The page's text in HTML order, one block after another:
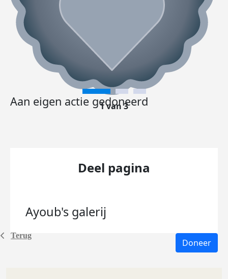
Terug
Aan eigen actie gedoneerd
1 van 3
Deel pagina
Ayoub's galerij
Doneer